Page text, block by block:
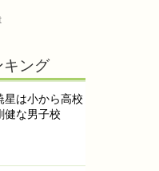
キング
星は小から高校
健な男子校